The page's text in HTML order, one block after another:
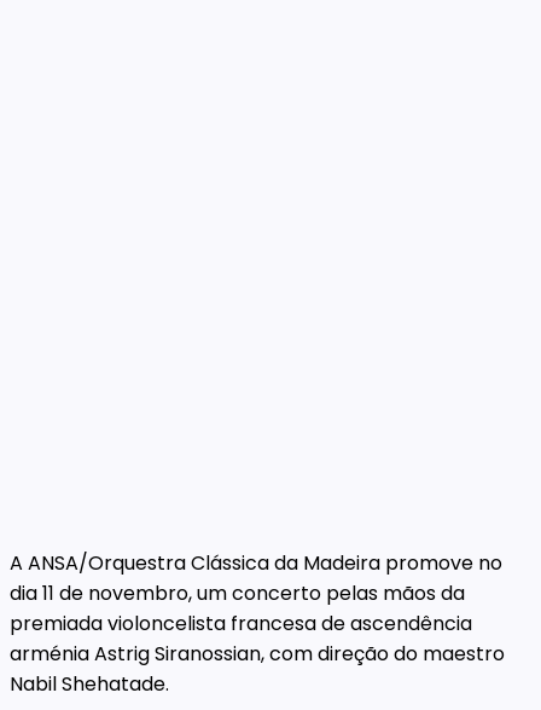
A ANSA/Orquestra Clássica da Madeira promove no
dia11 de novembro, um concerto pelas mãos da
premiada violoncelista francesa de ascendência
arménia Astrig Siranossian, com direção do maestro
Nabil Shehatade.